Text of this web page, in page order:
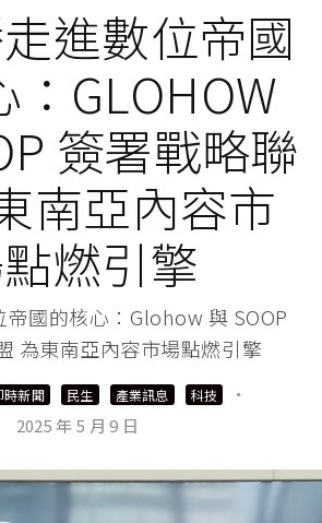
進數位帝國
：GLOHOW
簽署戰略聯
南亞內容市
燃引擎
國的核心：Glohow 與 SOOP
為東南亞內容市場點燃引擎
時新聞 民生 產業訊息 科技
·
2025 年 5 月 9 日